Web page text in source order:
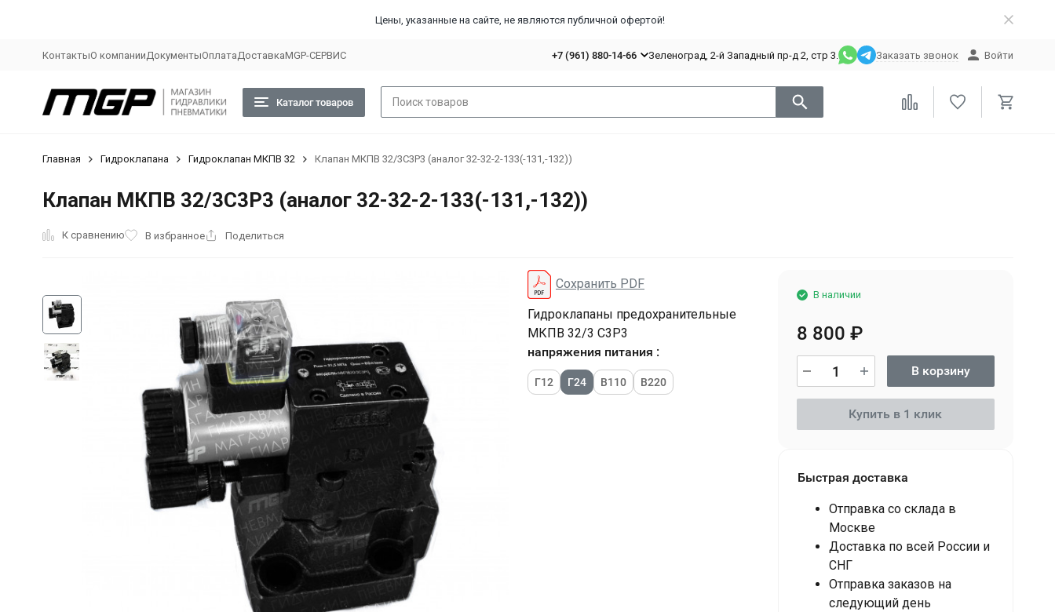
Цены, указанные на сайте, не являются публичной офертой!
КонтактыО компании ДокументыОплата ДоставкаMGP-СЕРВИС +7 (961) 880-14-66 Зеленоград, 2-й Западный пр-д 2, стр 3. Заказать звонок Войти
Каталог товаров
Главная Гидроклапана Гидроклапан МКПВ 32 Клапан МКПВ 32/3С3Р3 (аналог 32-32-2-133(-131,-132))
Клапан МКПВ 32/3С3Р3 (аналог 32-32-2-133(-131,-132))
К сравнению В избранное Поделиться
Сохранить PDF
Гидроклапаны предохранительные
МКПВ 32/3 C3Р3
напряжения питания :
Г12 Г24 В110 В220
В наличии
8 800 ₽
В корзину
Купить в 1 клик
Быстрая доставка
Отправка со склада в
Москве
Доставка по всей России и
СНГ
Отправка заказов на
следующий день